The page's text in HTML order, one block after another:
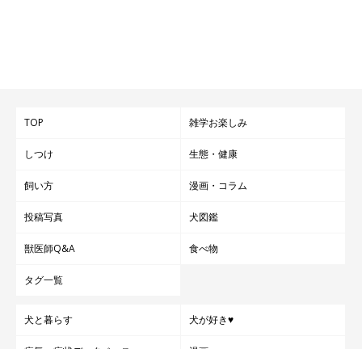
TOP 雑学お楽しみ
しつけ 生態・健康
飼い方 漫画・コラム
投稿写真 犬図鑑
獣医師Q&A 食べ物
タグ一覧
犬と暮らす 犬が好き♥